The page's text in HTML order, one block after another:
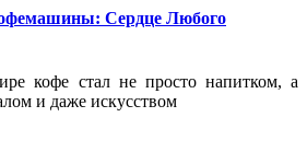
Сердце Любого
кофе стал не просто напитком, а
и даже искусством